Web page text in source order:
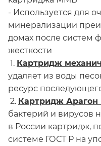
- Используется для
минерализации
домах после систем
жесткости
1. Картридж
удаляет из воды
ресурс
2. Картридж
бактерий и вирусов
в России картридж,
системе ГОСТ Р на